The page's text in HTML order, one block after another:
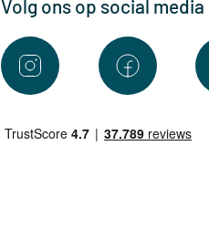
Volg ons op social media